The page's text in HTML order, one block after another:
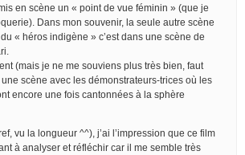
en scène un « point de vue féminin » (que je
Dans mon souvenir, la seule autre scène
« héros indigène » c’est dans une scène de
(mais je ne me souviens plus très bien, faut
une scène avec les démonstrateurs-trices où les
encore une fois cantonnées à la sphère
vu la longueur ^^), j’ai l’impression que ce film
à analyser et réfléchir car il me semble très